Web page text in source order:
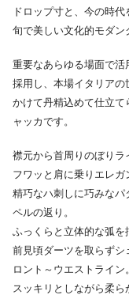
ドロップ寸と、今の時
旬で美しい文化的モダン
重要なあらゆる場面で活
採用し、本場イタリア
かけて丹精込めて仕立
ャッカです。
襟元から首周りのぼりラ
フワッと肩に乗りエレガ
精巧なハ刺しに巧みなパ
ペルの返り。
ふっくらと立体的な弧を
前見頃ダーツを取らず
ロント～ウエストライン。
スッキリとしながら柔ら